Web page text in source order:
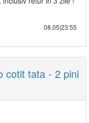
08.05|23:55
cotit tata - 2 pini